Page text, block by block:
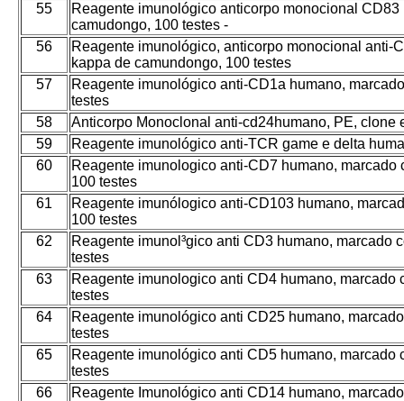
55
Reagente imunológico anticorpo monocional
camudongo, 100 testes -
56
Reagente imunológico, anticorpo monocional anti-
kappa de camundongo, 100 testes
57
Reagente imunológico anti-CD1a humano,
testes
58
Anticorpo Monoclonal anti-cd24humano, PE,
59
Reagente imunológico anti-TCR game e delta
60
Reagente imunologico anti-CD7 humano,
100 testes
61
Reagente imunólogico anti-CD103 humano,
100 testes
62
Reagente imunol³gico anti CD3 humano,
testes
63
Reagente imunologico anti CD4 humano,
testes
64
Reagente imunológico anti CD25 humano,
testes
65
Reagente imunológico anti CD5 humano,
testes
66
Reagente Imunológico anti CD14 humano,